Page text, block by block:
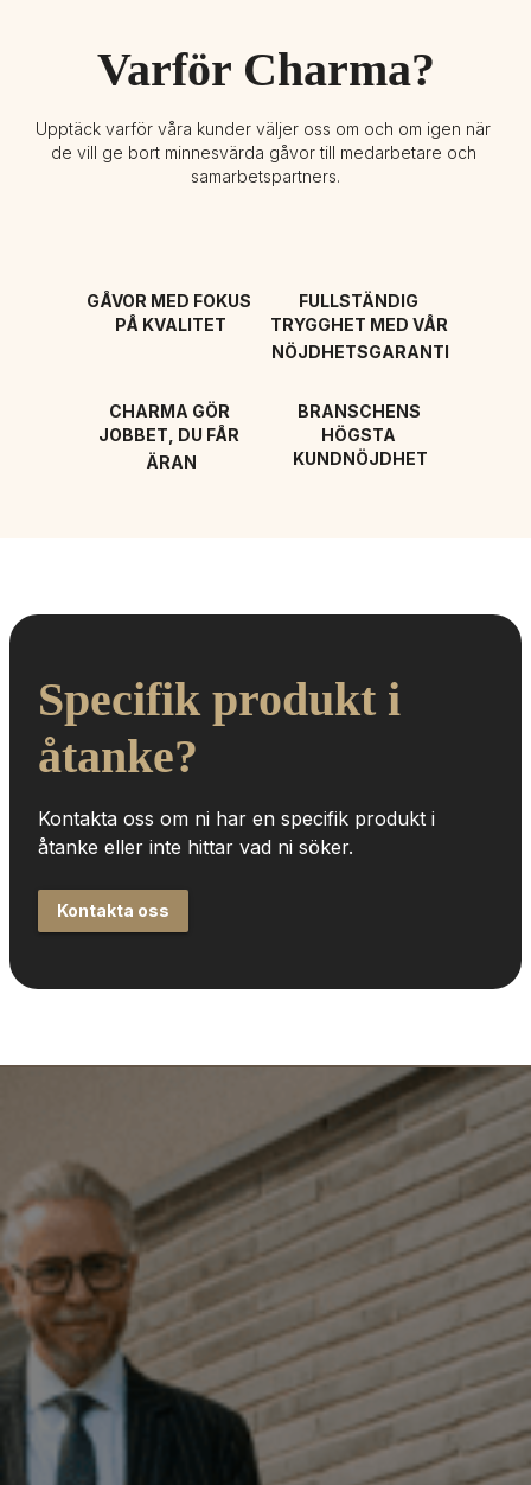
Varför Charma?
Upptäck varför våra kunder väljer oss om och om igen när
de vill ge bort minnesvärda gåvor till medarbetare och
samarbetspartners.
GÅVOR MED FOKUS
PÅ KVALITET
FULLSTÄNDIG
TRYGGHET MED VÅR
NÖJDHETSGARANTI
CHARMA GÖR
JOBBET, DU FÅR
ÄRAN
BRANSCHENS
HÖGSTA
KUNDNÖJDHET
Specifik produkt i
åtanke?
Kontakta oss om ni har en specifik produkt i
åtanke eller inte hittar vad ni söker.
Kontakta oss